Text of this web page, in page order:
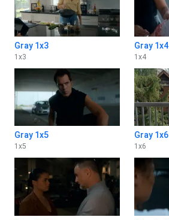
Gray 1x3
1 x3
Gray 1x4
1 x4
Gray 1x5
1 x5
Gray 1x6
1 x6